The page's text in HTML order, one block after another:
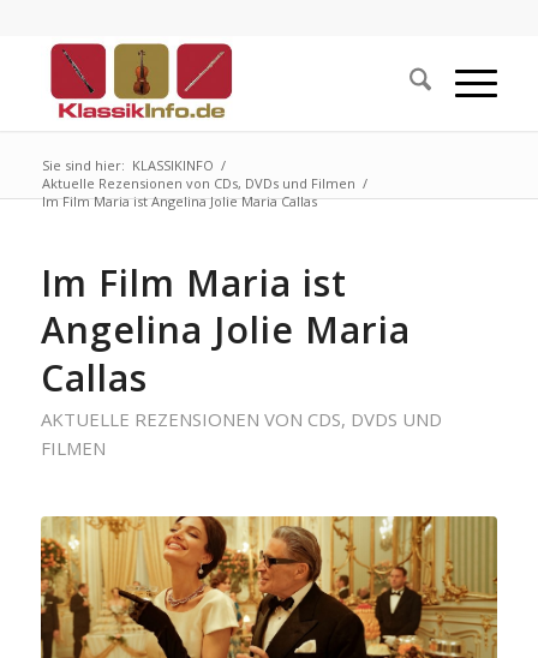
Sie sind hier: KLASSIKINFO /
Aktuelle Rezensionen von CDs, DVDs und Filmen /
Im Film Maria ist Angelina Jolie Maria Callas
Im Film Maria ist
Angelina Jolie Maria
Callas
AKTUELLE REZENSIONEN VON CDS, DVDS UND
FILMEN